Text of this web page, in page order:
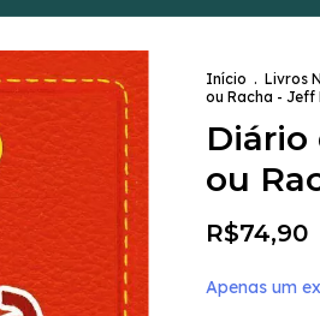
Início . Livros
ou Racha - Jeff
Diário
ou
R$74,90
Apenas um